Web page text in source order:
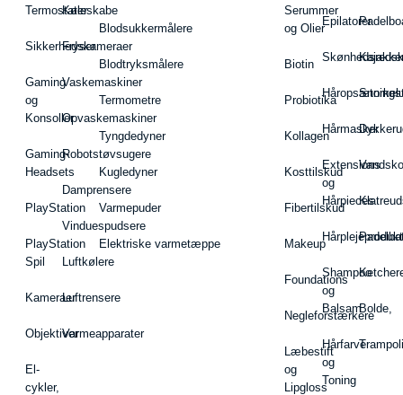
Termostater
Sikkerhedskameraer
Gaming
og
Konsoller
Gaming-
Headsets
PlayStation
PlayStation
Spil
Kameraer
Objektiver
El-
cykler,
Køleskabe
Fryser
Vaskemaskiner
Opvaskemaskiner
Robotstøvsugere
Damprensere
Vinduespudsere
Luftkølere
Luftrensere
Varmeapparater
Blodsukkermålere
Blodtryksmålere
Termometre
Tyngdedyner
Kugledyner
Varmepuder
Elektriske varmetæppe
Serummer
og Olier
Biotin
Probiotika
Kollagen
Kosttilskud
Fibertilskud
Makeup
Foundations
Negleforstærkere
Læbestift
og
Lipgloss
Epilatorer
Hårmasker
Extensions
og
Hårpieces
Shampoo
og
Balsam
Hårfarve
og
Toning
Vandsko
Bolde,